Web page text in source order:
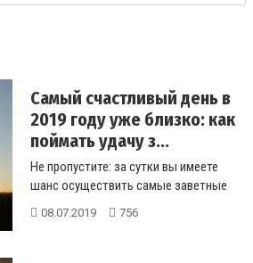
Самый счастливый день в
2019 году уже близко: как
поймать удачу з...
Не пропустите: за сутки вы имеете
шанс осуществить самые заветные
желания...
08.07.2019 756